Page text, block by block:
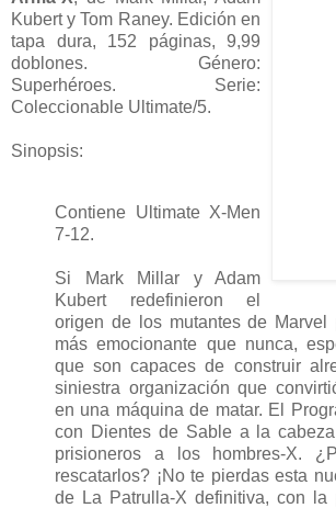
Kubert y Tom Raney. Edición en
tapa dura, 152 páginas, 9,99
doblones. Género:
Superhéroes. Serie:
Coleccionable Ultimate/5.
Sinopsis:
Contiene Ultimate X-Men
7-12.
Si Mark Millar y Adam
Kubert redefinieron el
origen de los mutantes de Marvel
más emocionante que nunca,
que son capaces de construir
siniestra organización que
en una máquina de matar. El
con Dientes de Sable a la
prisioneros a los hombres-X.
rescatarlos? ¡No te pierdas esta
de La Patrulla-X definitiva, con la